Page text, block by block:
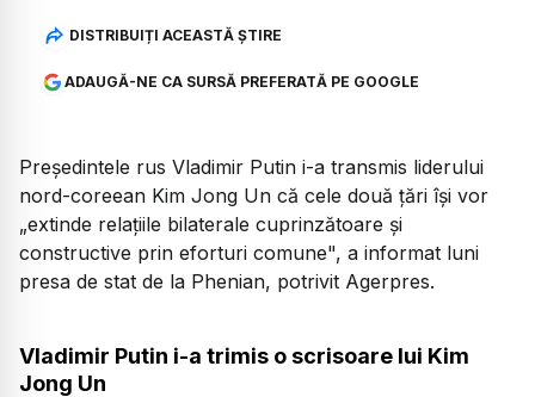
DISTRIBUIȚI ACEASTĂ ȘTIRE
ADAUGĂ-NE CA SURSĂ PREFERATĂ PE GOOGLE
Preşedintele rus Vladimir Putin i-a transmis liderului
nord-coreean Kim Jong Un că cele două ţări îşi vor
„extinde relaţiile bilaterale cuprinzătoare şi
constructive prin eforturi comune", a informat luni
presa de stat de la Phenian, potrivit Agerpres.
Vladimir Putin i-a trimis o scrisoare lui Kim
Jong Un